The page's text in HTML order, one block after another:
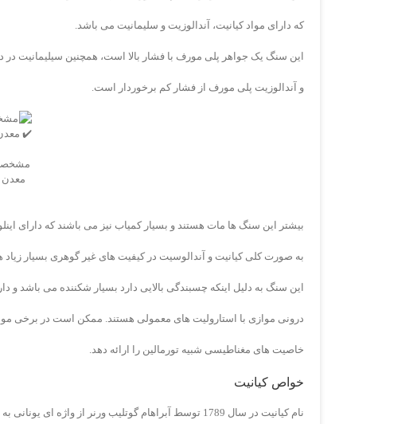
که دارای مواد کیانیت، آندالوزیت و سلیمانیت می باشد.
این سنگ یک جواهر پلی مورف با فشار بالا است، همچنین سیلیمانیت در
و آندالوزیت پلی مورف از فشار کم برخوردار است.
معدن
بیشتر این سنگ ها مات هستند و بسیار کمیاب نیز می باشند که دارای
به صورت کلی کیانیت و آندالوسیت در کیفیت های غیر گوهری بسیار زیاد
این سنگ به دلیل اینکه چسبندگی بالایی دارد بسیار شکننده می باشد و
درونی موازی با استارولیت های معمولی هستند. ممکن است در برخی
خاصیت های مغناطیسی شبیه تورمالین را ارائه دهد.
خواص کیانیت
نام کیانیت در سال 1789 توسط آبراهام گوتلیب ورنر از واژه ای یونانی به معنی آبی نامگذاری شده است.